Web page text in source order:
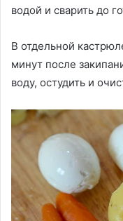
водой и сварить до
В отдельной
минут после
воду, остудить и